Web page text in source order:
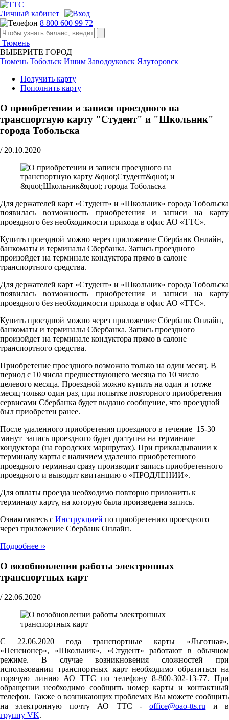
Личный кабинет
8 800 600 99 72
Тюмень
ВЫБЕРИТЕ ГОРОД
Тюмень Тобольск Ишим Заводоуковск Ялуторовск
Получить карту
Пополнить карту
О приобретении и записи проездного на
транспортную карту "Студент" и "Школьник"
города Тобольска
/ 20.10.2020
Для держателей карт «Студент» и «Школьник» города Тобольска
появилась возможность приобретения и записи на карту
проездного без необходимости прихода в офис АО «ТТС».
Купить проездной можно через приложение Сбербанк Онлайн,
банкоматы и терминалы Сбербанка. Запись проездного
произойдет на терминале кондуктора прямо в салоне
транспортного средства.
Для держателей карт «Студент» и «Школьник» города Тобольска
появилась возможность приобретения и записи на карту
проездного без необходимости прихода в офис АО «ТТС».
Купить проездной можно через приложение Сбербанк Онлайн,
банкоматы и терминалы Сбербанка. Запись проездного
произойдет на терминале кондуктора прямо в салоне
транспортного средства.
Приобретение проездного возможно только на один месяц. В
период с 10 числа предшествующего месяца по 10 число
целевого месяца. Проездной можно купить на один и тотже
месяц только один раз, при попытке повторного приобретения
сервисами Сбербанка будет выдано сообщение, что проездной
был приобретен ранее.
После удаленного приобретения проездного в течение 15-30
минут запись проездного будет доступна на терминале
кондуктора (на городских маршрутах). При прикладывании к
терминалу карты с наличием удаленно приобретенного
проездного терминал сразу производит запись приобретенного
проездного и выводит квитанцию о «ПРОДЛЕНИИ».
Для оплаты проезда необходимо повторно приложить к
терминалу карту, на которую была произведена запись.
Ознакомьтесь с Инструкцией по приобретению проездного
через приложение Сбербанк Онлайн.
Подробнее ››
О возобновлении работы электронных
транспортных карт
/ 22.06.2020
С 22.06.2020 года транспортные карты «Льготная»,
«Пенсионер», «Школьник», «Студент» работают в обычном
режиме. В случае возникновения сложностей при
использовании транспортных карт необходимо обратиться на
горячую линию АО ТТС по телефону 8-800-302-13-77. При
обращении необходимо сообщить номер карты и контактный
телефон. Также о возникающих проблемах Вы можете сообщить
на электронную почту АО ТТС -office@oao-tts.ru и в
группу VK.